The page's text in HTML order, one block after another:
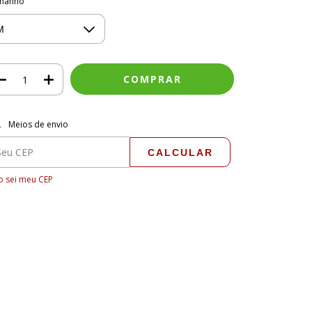
para o CEP:
Meios de envio
CALCULAR
sei meu CEP